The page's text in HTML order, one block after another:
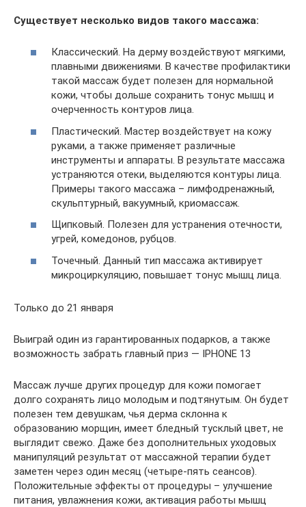
Существует несколько видов такого массажа:
Классический. На дерму воздействуют мягкими,
плавными движениями. В качестве профилактики
такой массаж будет полезен для нормальной
кожи, чтобы дольше сохранить тонус мышц и
очерченность контуров лица.
Пластический. Мастер воздействует на кожу
руками, а также применяет различные
инструменты и аппараты. В результате массажа
устраняются отеки, выделяются контуры лица.
Примеры такого массажа – лимфодренажный,
скульптурный, вакуумный, криомассаж.
Щипковый. Полезен для устранения отечности,
угрей, комедонов, рубцов.
Точечный. Данный тип массажа активирует
микроциркуляцию, повышает тонус мышц лица.
Только до 21 января
Выиграй один из гарантированных подарков, а также
возможность забрать главный приз — IPHONE 13
Массаж лучше других процедур для кожи помогает
долго сохранять лицо молодым и подтянутым. Он будет
полезен тем девушкам, чья дерма склонна к
образованию морщин, имеет бледный тусклый цвет, не
выглядит свежо. Даже без дополнительных уходовых
манипуляций результат от массажной терапии будет
заметен через один месяц (четыре-пять сеансов).
Положительные эффекты от процедуры – улучшение
питания, увлажнения кожи, активация работы мышц